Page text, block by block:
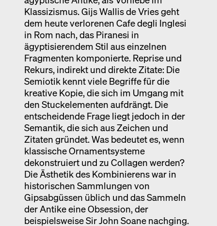
Klassizismus. Gijs Wallis de Vries geht
dem heute verlorenen Cafe degli Inglesi
in Rom nach, das Piranesi in
ägyptisierendem Stil aus einzelnen
Fragmenten komponierte. Reprise und
Rekurs, indirekt und direkte Zitate: Die
Semiotik kennt viele Begriffe für die
kreative Kopie, die sich im Umgang mit
den Stuckelementen aufdrängt. Die
entscheidende Frage liegt jedoch in der
Semantik, die sich aus Zeichen und
Zitaten gründet. Was bedeutet es, wenn
klassische Ornamentsysteme
dekonstruiert und zu Collagen werden?
Die Ästhetik des Kombinierens war in
historischen Sammlungen von
Gipsabgüssen üblich und das Sammeln
der Antike eine Obsession, der
beispielsweise Sir John Soane nachging.